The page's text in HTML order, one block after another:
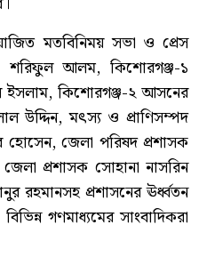
মতবিনিময় সভা ও প্রেস
শরিফুল আলম, কিশোরগঞ্জ-১
কিশোরগঞ্জ-২ আসনের
উদ্দিন, মৎস্য ও প্রাণিসম্পদ
হোসেন, জেলা পরিষদ প্রশাসক
প্রশাসক সোহানা নাসরিন
রহমানসহ প্রশাসনের ঊর্ধ্বতন
গণমাধ্যমের সাংবাদিকরা